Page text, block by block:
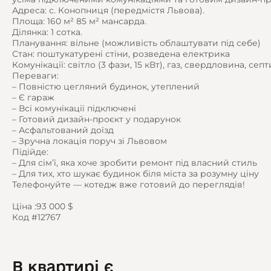
Адреса: с. Конопниця (передмістя Львова).
Площа: 160 м² 85 м² мансарда.
Ділянка: 1 сотка.
Планування: вільне (можливість облаштувати під себе)
Стан: поштукатурені стіни, розведена електрика
Комунікації: світло (3 фази, 15 кВт), газ, свердловина,
Переваги:
– Повністю цегляний будинок, утеплений
– Є гараж
– Всі комунікації підключені
– Готовий дизайн-проєкт у подарунок
– Асфальтований доїзд
– Зручна локація поруч зі Львовом
Підійде:
– Для сім’ї, яка хоче зробити ремонт під власний стиль
– Для тих, хто шукає будинок біля міста за розумну ціну
Телефонуйте — котедж вже готовий до переглядів!
Ціна :93 000 $
Код #12767
В квартирі є